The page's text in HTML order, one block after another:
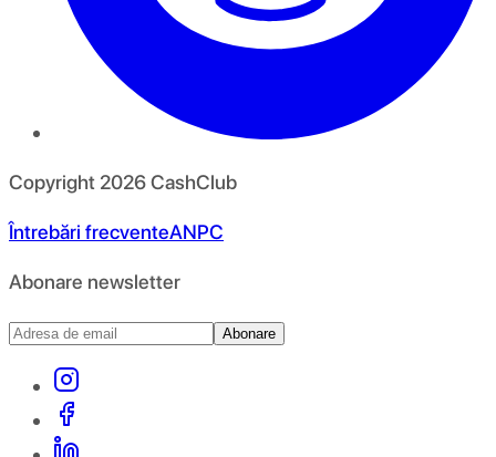
Copyright 2026CashClub
Întrebări frecventeANPC
Abonare newsletter
Abonare